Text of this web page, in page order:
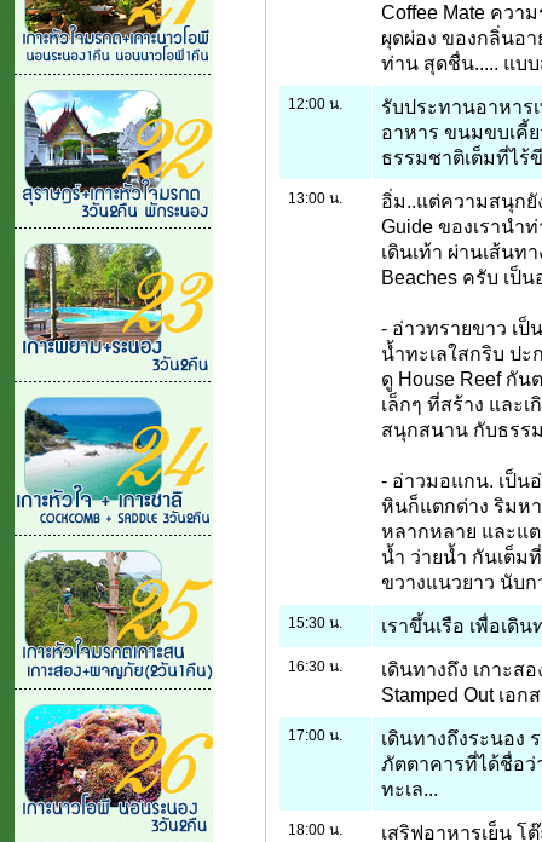
Coffee Mate คว
ผุดผ่อง ของกลิ่นอ
ท่าน สุดชื่น..... แบ
12:00 น.
รับประทานอาหาร
อาหาร ขนมขบเคี้
ธรรมชาติเต็มที่ไร้
13:00 น.
อิ่ม..แต่ความสนุกยั
Guide ของเรานำ
เดินเท้า ผ่านเส้นท
Beaches ครับ เป็
- อ่าวทรายขาว เ
น้ำทะเลใสกริบ ปะ
ดู House Reef กั
เล็กๆ ที่สร้าง และ
สนุกสนาน กับธรร
- อ่าวมอแกน. เป็น
หินก็แตกต่าง ริมห
หลากหลาย และแต
น้ำ ว่ายน้ำ กันเต็ม
ขวางแนวยาว นับก
15:30 น. เราขึ้นเรือ เพื่อเดิ
16:30 น.
เดินทางถึง เกาะส
Stamped Out เอก
17:00 น.
เดินทางถึงระนอง
ภัตตาคารที่ได้ชื่อว่
ทะเล...
18:00 น. เสริฟอาหารเย็น